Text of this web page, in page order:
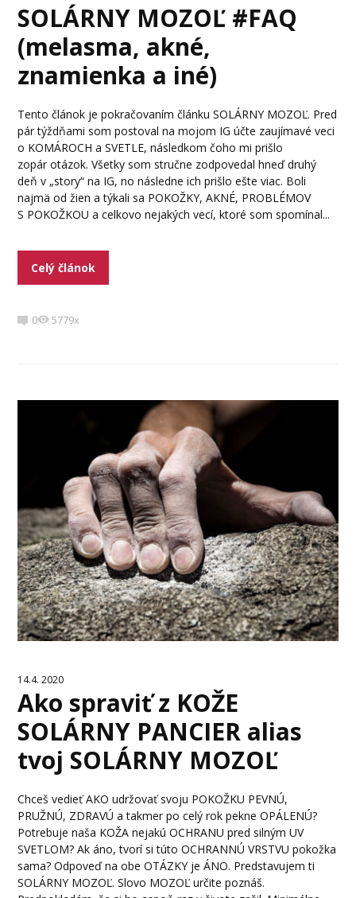
SOLÁRNY MOZOĽ #FAQ
(melasma, akné,
znamienka a iné)
Tento článok je pokračovaním článku SOLÁRNY MOZOĽ. Pred
pár týždňami som postoval na mojom IG účte zaujímavé veci
o KOMÁROCH a SVETLE, následkom čoho mi prišlo
zopár otázok. Všetky som stručne zodpovedal hneď druhý
deň v „story“ na IG, no následne ich prišlo ešte viac. Boli
najmä od žien a týkali sa POKOŽKY, AKNÉ, PROBLÉMOV
S POKOŽKOU a celkovo nejakých vecí, ktoré som spomínal...
Celý článok
0 5779x
14.4. 2020
Ako spraviť z KOŽE
SOLÁRNY PANCIER alias
tvoj SOLÁRNY MOZOĽ
Chceš vedieť AKO udržovať svoju POKOŽKU PEVNÚ,
PRUŽNÚ, ZDRAVÚ a takmer po celý rok pekne OPÁLENÚ?
Potrebuje naša KOŽA nejakú OCHRANU pred silným UV
SVETLOM? Ak áno, tvorí si túto OCHRANNÚ VRSTVU pokožka
sama? Odpoveď na obe OTÁZKY je ÁNO. Predstavujem ti
SOLÁRNY MOZOĽ. Slovo MOZOĽ určite poznáš.